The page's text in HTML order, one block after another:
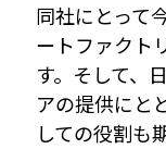
同社にとって
ートファクト
す。そして、
アの提供にと
しての役割も